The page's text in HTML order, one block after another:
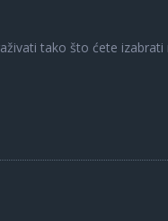
tako što ćete